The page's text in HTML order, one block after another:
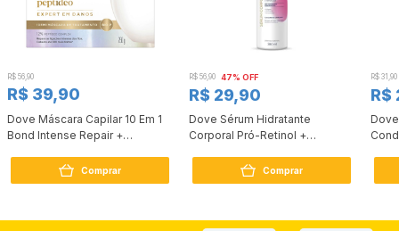
R$ 56,90
R$ 39,90
Dove Máscara Capilar 10 Em 1
Bond Intense Repair +
Comprar
R$ 56,90 47% OFF
R$ 29,90
Dove Sérum Hidratante
Corporal Pró-Retinol +
Comprar
R$ 31,90
R$